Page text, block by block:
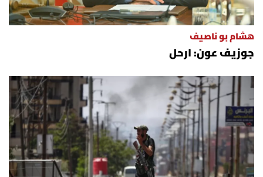
هشام بو ناصيف
جوزيف عون: ارحل